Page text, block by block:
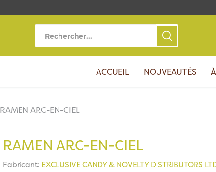
ACCUEIL NOUVEAUTÉS
RAMEN ARC-EN-CIEL
RAMEN ARC-EN-CIEL
Fabricant: EXCLUSIVE CANDY & NOVELTY DISTRIBUTORS